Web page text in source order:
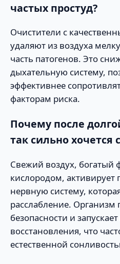
частых простуд?
Очистители с
удаляют из воздуха
часть патогенов. Это
дыхательную систему,
эффективнее
факторам риска.
Почему после
так сильно хочется
Свежий воздух, богатый
кислородом, активирует
нервную систему,
расслабление. Организм
безопасности и
восстановления, что
естественной